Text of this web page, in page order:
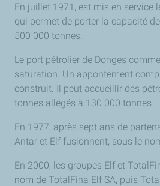
En juillet 1971, est mis en service
qui permet de porter la capacité
500 000 tonnes.
Le port pétrolier de Donges
saturation. Un appontement
construit. Il peut accueillir des
tonnes allégés à 130 000 tonnes.
En 1977, après sept ans de
Antar et Elf fusionnent, sous le
En 2000, les groupes Elf et
nom de TotalFina Elf SA, puis